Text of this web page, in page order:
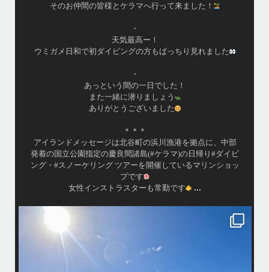
アイランドメッセージです
最近投稿できてませんでしたが今シーズンも渡嘉敷島上陸
ツアーとケラマ体験ダイビング&シュノーケル班に分かれて
毎日海へ行っております
海が穏やかな日がずーっと続いていてボートダイビングに
は最高のコンディションです！
昔よく潜りに来て下さっていたリピーターさんの子供が10
才になったので一緒にダイビングデビュー…なんて嬉しい
緒させて頂いてます
•
渡嘉敷島の方も夏には珍しい北風つづきのおかげでビーチ
が穏やか
...
island.message
・
最近は、連日クルーザーチャーターのご利用が続いていて梅雨明け後の
パーフェクトな海でバナナボートに船上BBQ、シュノーケリングとお楽
しみ頂いております